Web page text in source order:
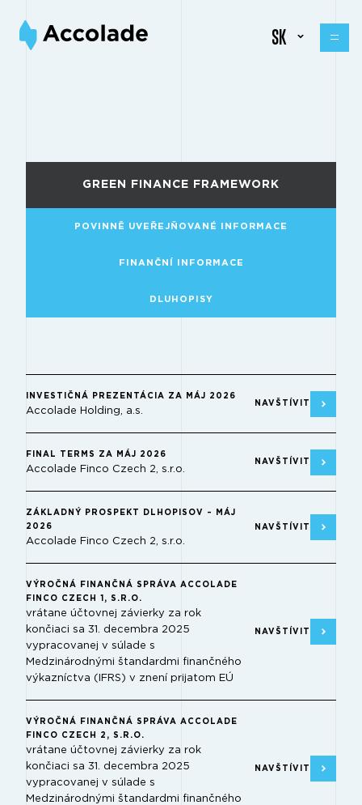
SK
DLUHOPISY
FINANČNÍ INFORMACE
POVINNĚ UVEŘEJŇOVANÉ INFORMACE
GREEN FINANCE FRAMEWORK
INVESTIČNÁ PREZENTÁCIA ZA MÁJ 2026
Accolade Holding, a.s.
NAVŠTÍVIT
FINAL TERMS ZA MÁJ 2026
Accolade Finco Czech 2, s.r.o.
NAVŠTÍVIT
ZÁKLADNÝ PROSPEKT DLHOPISOV – MÁJ
2026
Accolade Finco Czech 2, s.r.o.
NAVŠTÍVIT
VÝROČNÁ FINANČNÁ SPRÁVA ACCOLADE
FINCO CZECH 1, S.R.O.
vrátane účtovnej závierky za rok
končiaci sa 31. decembra 2025
vypracovanej v súlade s
Medzinárodnými štandardmi finančného
výkazníctva (IFRS) v znení prijatom EÚ
NAVŠTÍVIT
VÝROČNÁ FINANČNÁ SPRÁVA ACCOLADE
FINCO CZECH 2, S.R.O.
vrátane účtovnej závierky za rok
končiaci sa 31. decembra 2025
vypracovanej v súlade s
Medzinárodnými štandardmi finančného
NAVŠTÍVIT